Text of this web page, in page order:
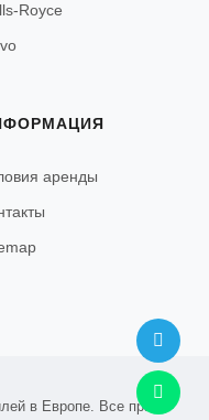
Royce
аренды
в Европе. Все права